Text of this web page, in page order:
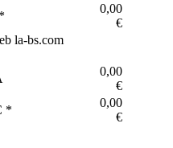
0,00
€
la-bs.com
0,00
€
*
0,00
€